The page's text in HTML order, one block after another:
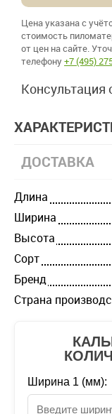
Цена указана с
стоимость
от цен на сайте.
телефону+7 (495)
Консультация
ДОСТАВКА
Длина
Ширина
Высота
Cорт
Бренд
Страна
Ширина 1 (мм):